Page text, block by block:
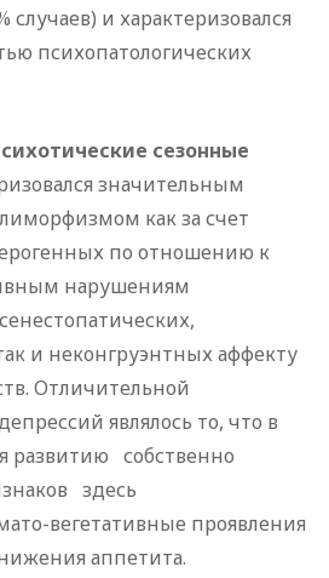
случаев) и характеризовался
психопатологических
сезонные
значительным
как за счет
по отношению к
нарушениям
и неконгруэнтных аффекту
Отличительной
являлось то, что в
развитию собственно
здесь
вегетативные проявления
аппетита.